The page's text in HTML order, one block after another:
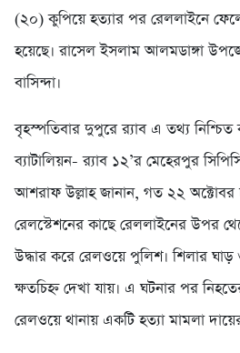
(২০) কুপিয়ে হত্যার পর রেললাইনে
হয়েছে। রাসেল ইসলাম আলমডাঙ্গা
বাসিন্দা।
বৃহস্পতিবার দুপুরে র‌্যাব এ তথ্য নিশ্চিত
ব্যাটালিয়ন- র‌্যাব ১২’র মেহেরপুর
আশরাফ উল্লাহ জানান, গত ২২ অক্টোবর
রেলস্টেশনের কাছে রেললাইনের উপর
উদ্ধার করে রেলওয়ে পুলিশ। শিলার ঘাড়
ক্ষতচিহ্ন দেখা যায়। এ ঘটনার পর
রেলওয়ে থানায় একটি হত্যা মামলা